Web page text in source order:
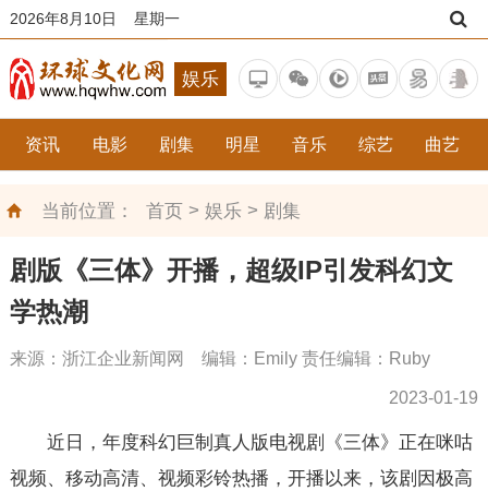
2026年8月10日 星期一
娱乐
资讯 电影 剧集 明星 音乐 综艺 曲艺
当前位置： 首页> 娱乐 > 剧集
剧版《三体》开播，超级IP引发科幻文
学热潮
来源：浙江企业新闻网 编辑：Emily 责任编辑：Ruby
2023-01-19
近日，年度科幻巨制真人版电视剧《三体》正在咪咕
视频、移动高清、视频彩铃热播，开播以来，该剧因极高